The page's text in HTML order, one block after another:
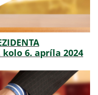
kolo 6. apríla 2024